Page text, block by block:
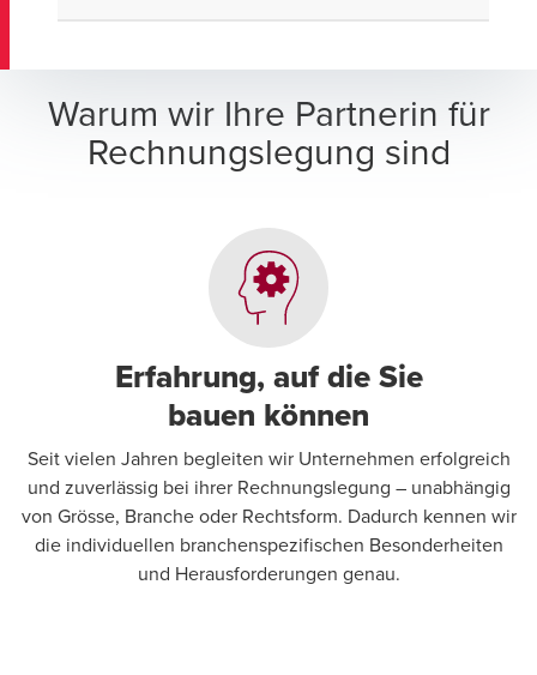
Warum wir Ihre Partnerin für
Rechnungslegung sind
Erfahrung, auf die Sie
bauen können
Seit vielen Jahren begleiten wir Unternehmen erfolgreich
und zuverlässig bei ihrer Rechnungslegung – unabhängig
von Grösse, Branche oder Rechtsform. Dadurch kennen wir
die individuellen branchenspezifischen Besonderheiten
und Herausforderungen genau.